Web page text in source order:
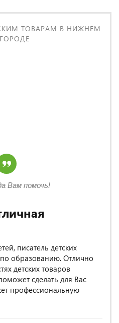
ТОВАРАМ В НИЖНЕМ
писатель детских
по образованию. Отлично
детских товаров
сделать для Вас
профессиональную
Вам помочь!